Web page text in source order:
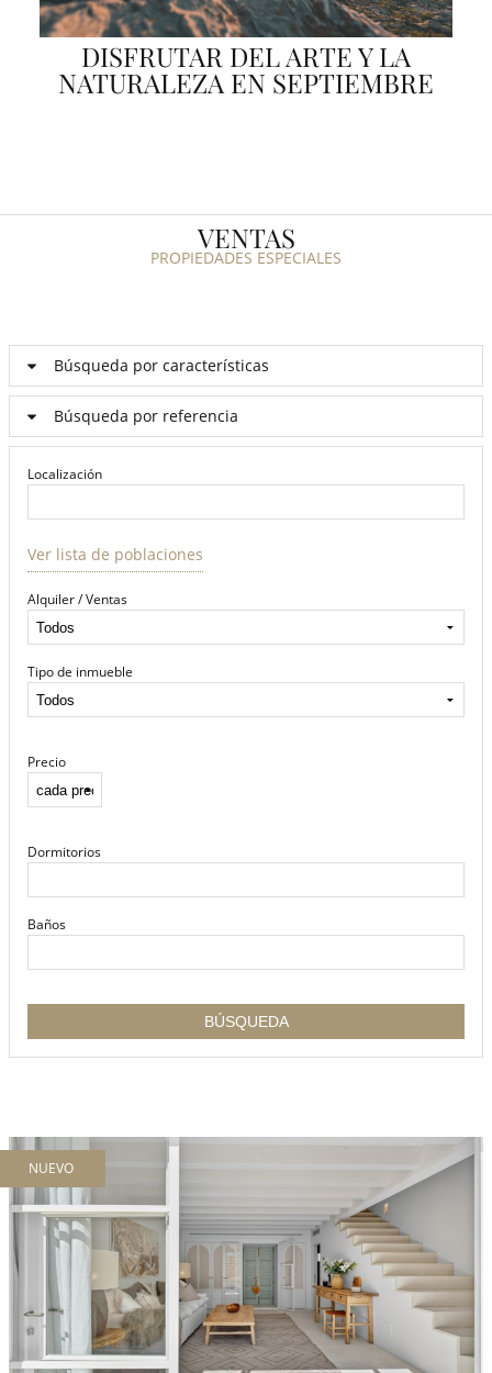
DISFRUTAR DEL ARTE Y LA
NATURALEZA EN SEPTIEMBRE
VENTAS
PROPIEDADES ESPECIALES
Búsqueda por características
Búsqueda por referencia
Localización
Ver lista de poblaciones
Alquiler / Ventas
Tipo de inmueble
Precio
Dormitorios
Baños
NUEVO